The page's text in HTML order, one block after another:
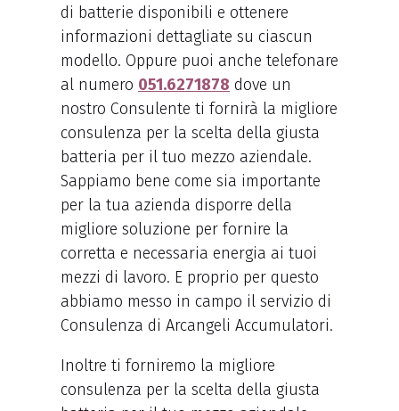
di batterie disponibili e ottenere
informazioni dettagliate su ciascun
modello. Oppure puoi anche telefonare
al numero 051.6271878 dove un
nostro Consulente ti fornirà la migliore
consulenza per la scelta della giusta
batteria per il tuo mezzo aziendale.
Sappiamo bene come sia importante
per la tua azienda disporre della
migliore soluzione per fornire la
corretta e necessaria energia ai tuoi
mezzi di lavoro. E proprio per questo
abbiamo messo in campo il servizio di
Consulenza di Arcangeli Accumulatori.
Inoltre ti forniremo la migliore
consulenza per la scelta della giusta